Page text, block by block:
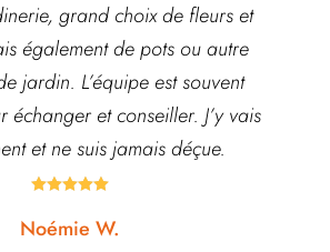
grand choix de fleurs et
également de pots ou autre
jardin. L’équipe est souvent
et conseiller. J’y vais
et ne suis jamais déçue.

Noémie W.